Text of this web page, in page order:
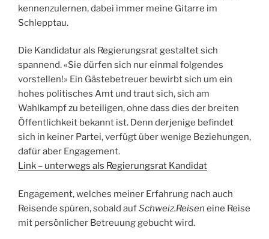
kennenzulernen, dabei immer meine Gitarre im
Schlepptau.
Die Kandidatur als Regierungsrat gestaltet sich
spannend. «Sie dürfen sich nur einmal folgendes
vorstellen!» Ein Gästebetreuer bewirbt sich um ein
hohes politisches Amt und traut sich, sich am
Wahlkampf zu beteiligen, ohne dass dies der breiten
Öffentlichkeit bekannt ist. Denn derjenige befindet
sich in keiner Partei, verfügt über wenige Beziehungen,
dafür aber Engagement.
Link – unterwegs als Regierungsrat Kandidat
Engagement, welches meiner Erfahrung nach auch
Reisende spüren, sobald aufSchweiz.Reisen eine Reise
mit persönlicher Betreuung gebucht wird.